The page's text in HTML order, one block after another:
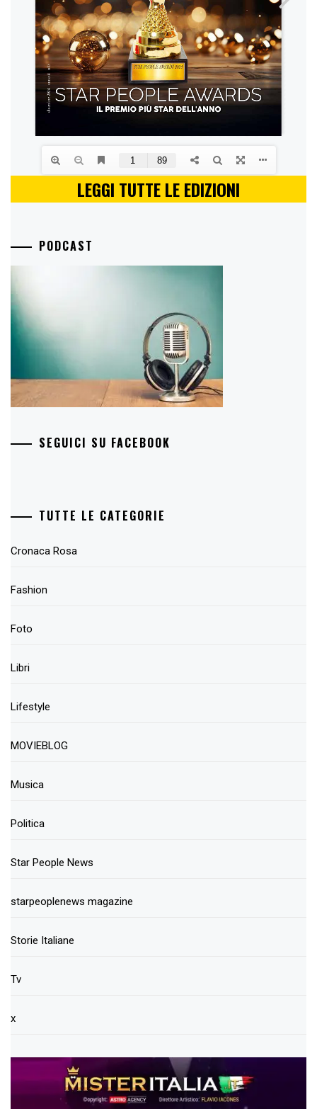
LEGGI TUTTE LE EDIZIONI
PODCAST
SEGUICI SU FACEBOOK
TUTTE LE CATEGORIE
Cronaca Rosa
Fashion
Foto
Libri
Lifestyle
MOVIEBLOG
Musica
Politica
Star People News
starpeoplenews magazine
Storie Italiane
Tv
x